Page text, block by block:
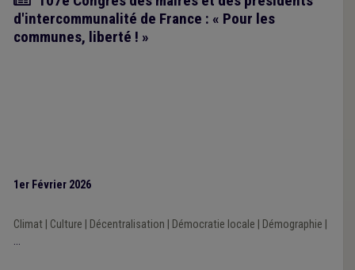
d'intercommunalité de France : « Pour les
communes, liberté ! »
1er Février 2026
Climat| Culture Décentralisation Démocratie locale Démographie
...